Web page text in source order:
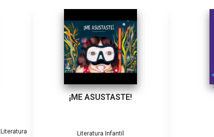
Literatura
¡ME ASUSTASTE!
Literatura Infantil